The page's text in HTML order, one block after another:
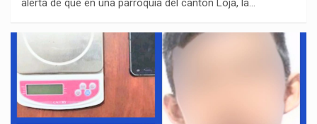
alerta de que en una parroquia del cantón Loja, la…